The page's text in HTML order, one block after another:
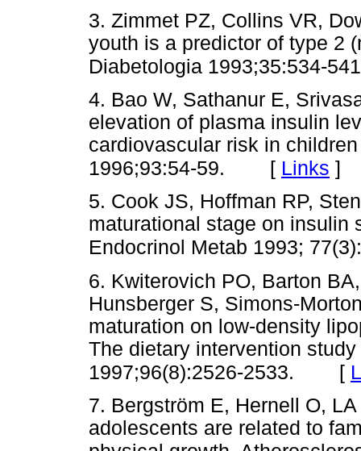
3. Zimmet PZ, Collins VR,
youth is a predictor of type 2
Diabetologia 1993;35:534-
4. Bao W, Sathanur E,
elevation of plasma insulin
cardiovascular risk in
1996;93:54-59. [ Links ]
5. Cook JS, Hoffman RP,
maturational stage on insulin
Endocrinol Metab 1993;
6. Kwiterovich PO, Barton
Hunsberger S, Simons-
maturation on low-density
The dietary intervention
1997;96(8):2526-2533. [
7. Bergström E, Hernell O,
adolescents are related to